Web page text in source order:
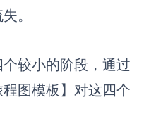
。
较小的阶段，通过
程图模板】 对这四个